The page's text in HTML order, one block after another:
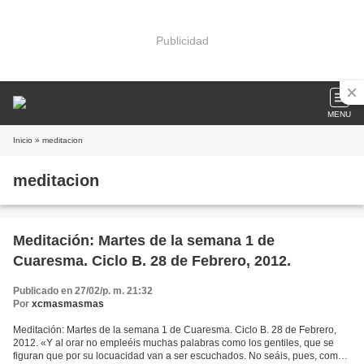
Publicidad
MENU
Inicio » meditacion
meditacion
Meditación: Martes de la semana 1 de
Cuaresma. Ciclo B. 28 de Febrero, 2012.
Publicado en 27/02/p. m. 21:32
Por xcmasmasmas
Meditación: Martes de la semana 1 de Cuaresma. Ciclo B. 28 de Febrero,
2012. «Y al orar no empleéis muchas palabras como los gentiles, que se
figuran que por su locuacidad van a ser escuchados. No seáis, pues, como